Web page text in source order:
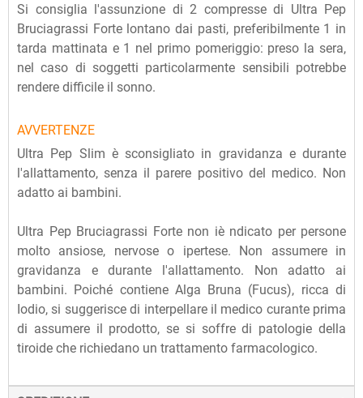
Si consiglia l'assunzione di 2 compresse di Ultra Pep
Bruciagrassi Forte lontano dai pasti, preferibilmente 1 in
tarda mattinata e 1 nel primo pomeriggio: preso la sera,
nel caso di soggetti particolarmente sensibili potrebbe
rendere difficile il sonno.
AVVERTENZE
Ultra Pep Slim è sconsigliato in gravidanza e durante
l'allattamento, senza il parere positivo del medico. Non
adatto ai bambini.
Ultra Pep Bruciagrassi Forte non iè ndicato per persone
molto ansiose, nervose o ipertese. Non assumere in
gravidanza e durante l'allattamento. Non adatto ai
bambini. Poiché contiene Alga Bruna (Fucus), ricca di
Iodio, si suggerisce di interpellare il medico curante prima
di assumere il prodotto, se si soffre di patologie della
tiroide che richiedano un trattamento farmacologico.